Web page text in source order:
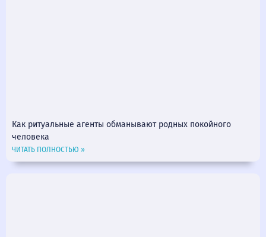
Как ритуальные агенты обманывают родных покойного
человека
ЧИТАТЬ ПОЛНОСТЬЮ »